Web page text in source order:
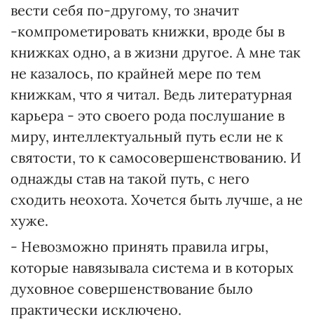
вести себя по-другому, то значит
-компрометировать книжки, вроде бы в
книжках одно, а в жизни другое. А мне так
не казалось, по крайней мере по тем
книжкам, что я читал. Ведь литературная
карьера - это своего рода послушание в
миру, интеллектуальный путь если не к
святости, то к самосовершенствованию. И
однажды став на такой путь, с него
сходить неохота. Хочется быть лучше, а не
хуже.
- Невозможно принять правила игры,
которые навязывала система и в которых
духовное совершенствование было
практически исключено.